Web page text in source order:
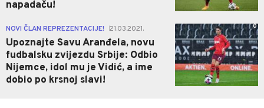
napadaču!
NOVI ČLAN REPREZENTACIJE! 21.03.2021.
Upoznajte Savu Aranđela, novu
fudbalsku zvijezdu Srbije: Odbio
Nijemce, idol mu je Vidić, a ime
dobio po krsnoj slavi!
0